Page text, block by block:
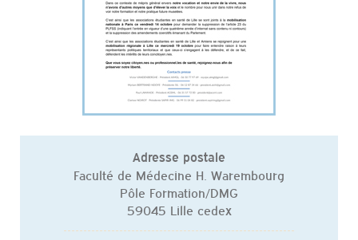
Adresse postale
Faculté de Médecine H. Warembourg
Pôle Formation/DMG
59045 Lille cedex